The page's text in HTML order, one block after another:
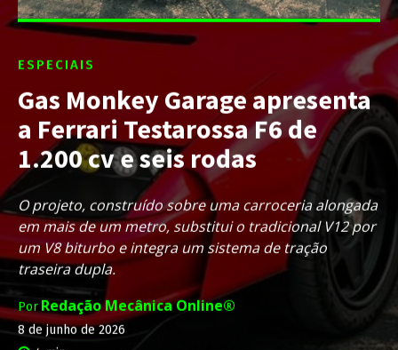
ESPECIAIS
Gas Monkey Garage apresenta
a Ferrari Testarossa F6 de
1.200 cv e seis rodas
O projeto, construído sobre uma carroceria alongada
em mais de um metro, substitui o tradicional V12 por
um V8 biturbo e integra um sistema de tração
traseira dupla.
Por Redação Mecânica Online®
8 de junho de 2026